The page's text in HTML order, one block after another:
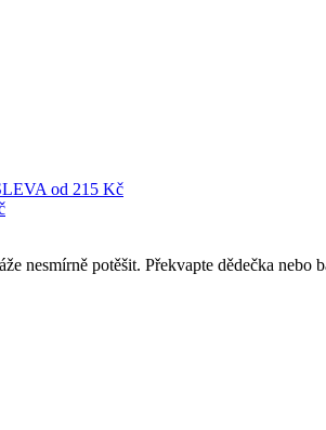
od 215 Kč
nesmírně potěšit. Překvapte dědečka